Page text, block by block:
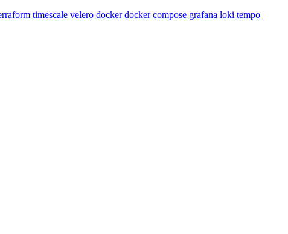
timescale velero docker docker compose grafana loki tempo